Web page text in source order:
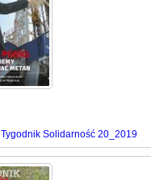
Tygodnik Solidarność 20_2019